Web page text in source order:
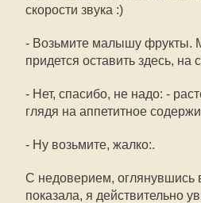
скорости звука :)
- Возьмите малышу фрукты.
придется оставить здесь, на
- Нет, спасибо, не надо: -
глядя на аппетитное
- Ну возьмите, жалко:.
С недоверием, оглянувшись
показала, я действительно